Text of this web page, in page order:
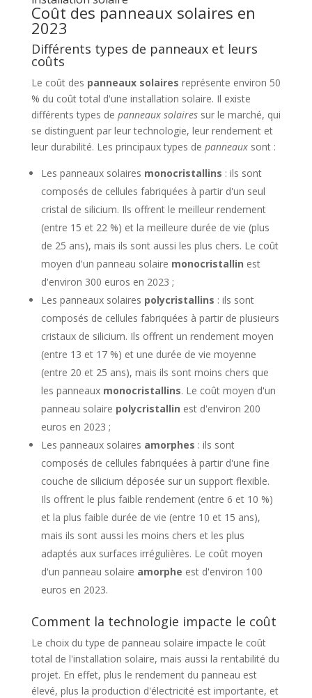
Coût des panneaux solaires en
2023
Différents types de panneaux et leurs
coûts
Le coût des panneaux solaires représente environ 50
% du coût total d'une installation solaire. Il existe
différents types de panneaux solairessur le marché, qui
se distinguent par leur technologie, leur rendement et
leur durabilité. Les principaux types de panneauxsont :
Les panneaux solaires monocristallins : ils sont
composés de cellules fabriquées à partir d'un seul
cristal de silicium. Ils offrent le meilleur rendement
(entre 15 et 22 %) et la meilleure durée de vie (plus
de 25 ans), mais ils sont aussi les plus chers. Le coût
moyen d'un panneau solaire monocristallin est
d'environ 300 euros en 2023 ;
Les panneaux solaires polycristallins : ils sont
composés de cellules fabriquées à partir de plusieurs
cristaux de silicium. Ils offrent un rendement moyen
(entre 13 et 17 %) et une durée de vie moyenne
(entre 20 et 25 ans), mais ils sont moins chers que
les panneaux monocristallins. Le coût moyen d'un
panneau solaire polycristallin est d'environ 200
euros en 2023 ;
Les panneaux solaires amorphes : ils sont
composés de cellules fabriquées à partir d'une fine
couche de silicium déposée sur un support flexible.
Ils offrent le plus faible rendement (entre 6 et 10 %)
et la plus faible durée de vie (entre 10 et 15 ans),
mais ils sont aussi les moins chers et les plus
adaptés aux surfaces irrégulières. Le coût moyen
d'un panneau solaire amorphe est d'environ 100
euros en 2023.
Comment la technologie impacte le coût
Le choix du type de panneau solaire impacte le coût
total de l'installation solaire, mais aussi la rentabilité du
projet. En effet, plus le rendement du panneau est
élevé, plus la production d'électricité est importante, et